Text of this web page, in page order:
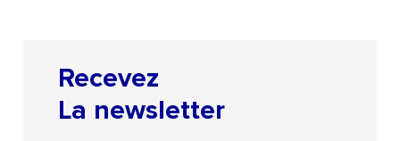
Recevez
La newsletter